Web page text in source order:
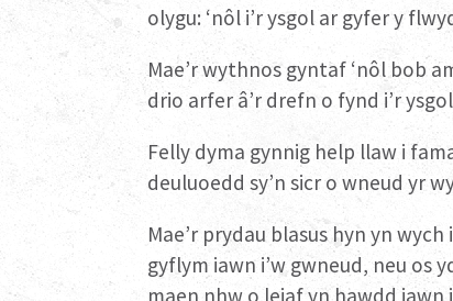
olygu: ‘nôl i’r ysgol ar gyfer y
Mae’r wythnos gyntaf ‘nôl bob
drio arfer â’r drefn o fynd i’r
Felly dyma gynnig help llaw i
deuluoedd sy’n sicr o wneud yr
Mae’r prydau blasus hyn yn
gyflym iawn i’w gwneud, neu os